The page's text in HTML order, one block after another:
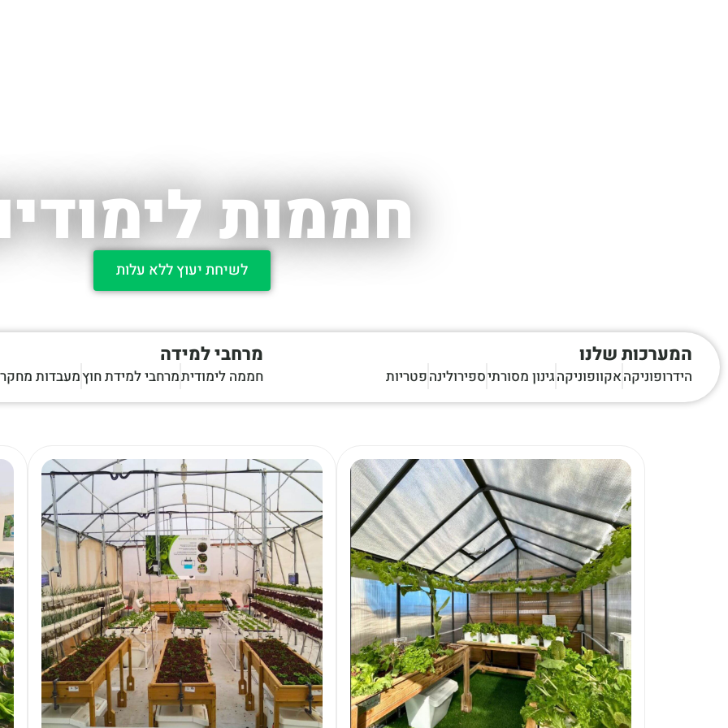
חממות
לשיחת יעוץ ללא עלות
המערכות שלנו
הידרופוניקהאקוופוניקהגינון מסורתיספירולינהפטריות
מרחבי למידה
חממה לימודיתמרחבי למידת חוץמעבדות מחקר